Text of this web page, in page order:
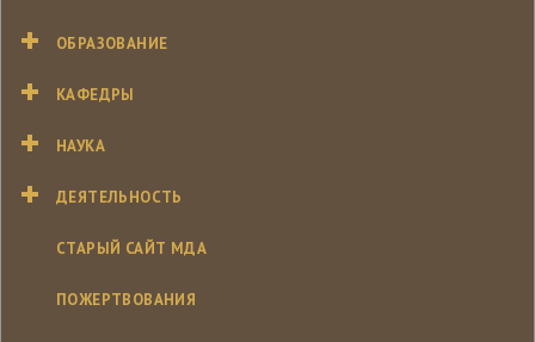
ОБРАЗОВАНИЕ
КАФЕДРЫ
НАУКА
ДЕЯТЕЛЬНОСТЬ
СТАРЫЙ САЙТ МДА
ПОЖЕРТВОВАНИЯ